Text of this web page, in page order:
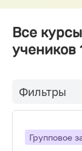
Все
учеников
Фильтры
Групповое